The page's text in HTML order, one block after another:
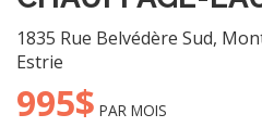
1835 Rue Belvédère Sud,
Estrie
995$ PAR MOIS